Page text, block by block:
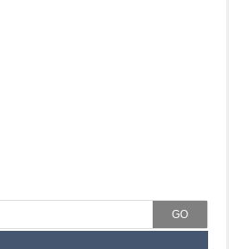
GO